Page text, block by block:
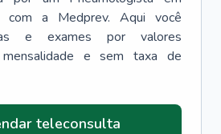
com a Medprev. Aqui você
e exames por valores
mensalidade e sem taxa de
teleconsulta